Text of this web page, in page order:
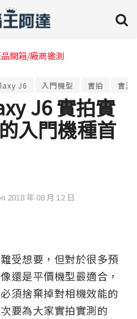
開箱/廠商邀測
J6 入門機型 實拍 實測
J6 實拍實
入門機種首
2018 年 08 月 12 日
受想要，但對於很多預
還是平價機型最適合，
須捨棄掉對相機效能的
要為大家實拍實測的